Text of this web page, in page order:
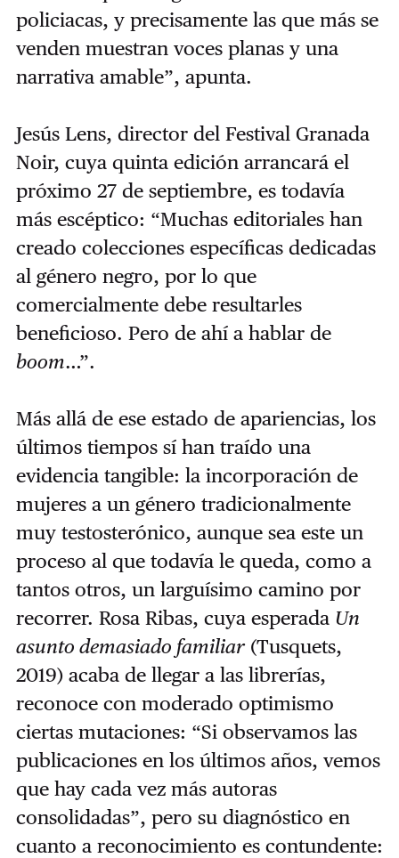
policiacas, y precisamente las que más se
venden muestran voces planas y una
narrativa amable”, apunta.
Jesús Lens, director del Festival Granada
Noir, cuya quinta edición arrancará el
próximo 27 de septiembre, es todavía
más escéptico: “Muchas editoriales han
creado colecciones específicas dedicadas
al género negro, por lo que
comercialmente debe resultarles
beneficioso. Pero de ahí a hablar de
boom…”.
Más allá de ese estado de apariencias, los
últimos tiempos sí han traído una
evidencia tangible: la incorporación de
mujeres a un género tradicionalmente
muy testosterónico, aunque sea este un
proceso al que todavía le queda, como a
tantos otros, un larguísimo camino por
recorrer. Rosa Ribas, cuya esperada Un
asunto demasiado familiar(Tusquets,
2019) acaba de llegar a las librerías,
reconoce con moderado optimismo
ciertas mutaciones: “Si observamos las
publicaciones en los últimos años, vemos
que hay cada vez más autoras
consolidadas”, pero su diagnóstico en
cuanto a reconocimiento es contundente: